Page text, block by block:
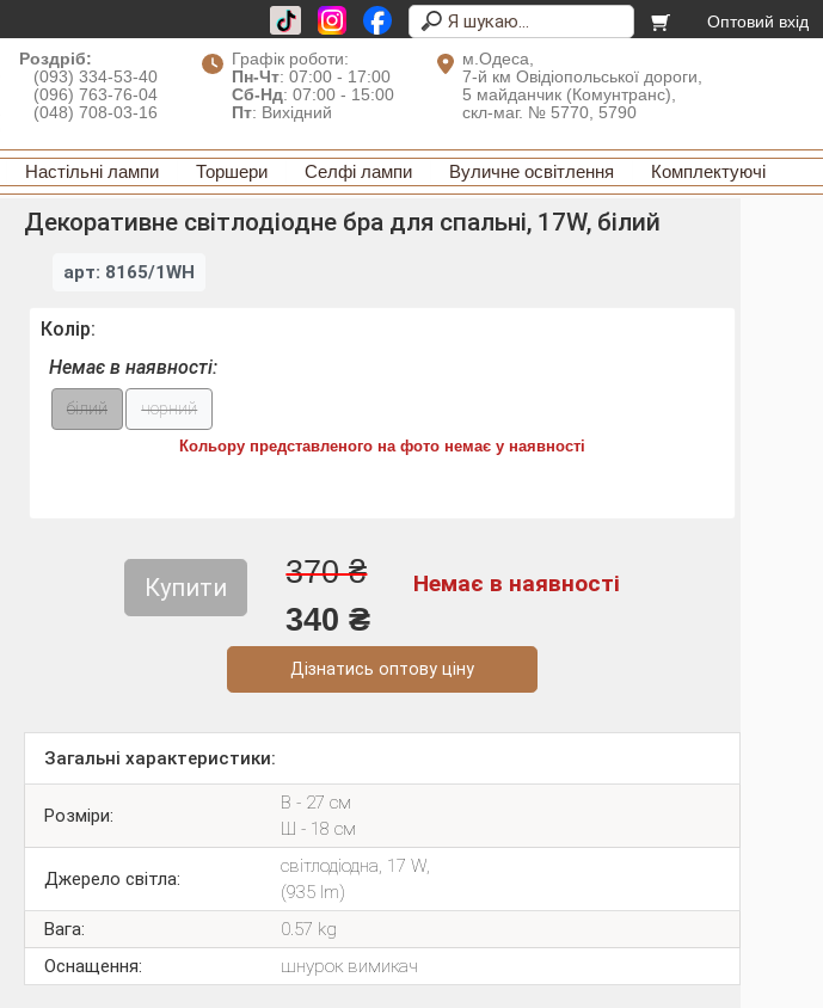
Оптовий вхід
Роздріб:
(093) 334-53-40
(096) 763-76-04
(048) 708-03-16
Графік роботи:
Пн-Чт: 07:00 - 17:00
Сб-Нд: 07:00 - 15:00
Пт: Вихідний
м.Одеса,
7-й км Овідіопольської дороги,
5 майданчик (Комунтранс),
скл-маг. № 5770, 5790
Настільні лампи Торшери Селфі лампи Вуличне освітлення Комплектуючі
Декоративне світлодіодне бра для спальні, 17W, білий
арт: 8165/1WH
Колір:
Немає в наявності:
білий чорний
Кольору представленого на фото немає у наявності
Купити
370 ₴
340 ₴
Немає в наявності
Дізнатись оптову ціну
Загальні характеристики:
Розміри:
В - 27 см
Ш - 18 см
Джерело світла:
світлодіодна, 17 W,
(935 lm)
Вага:
0.57 kg
Оснащення:
шнурок вимикач